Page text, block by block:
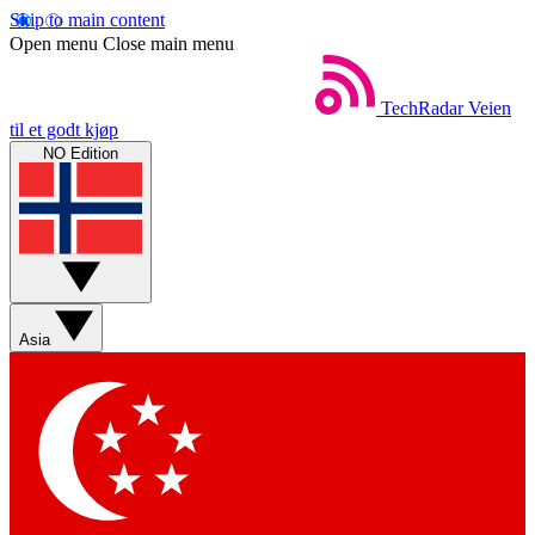
Skip to main content
Open menu Close main menu
TechRadar Veien
til et godt kjøp
NO Edition
Asia